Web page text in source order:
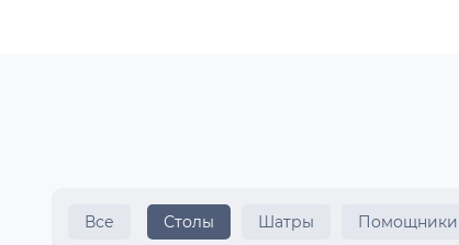
Все Столы Шатры Помощники